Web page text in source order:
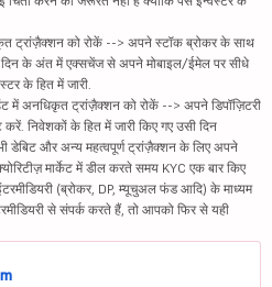
को रोकें --> अपने स्टॉक ब्रोकर के साथ
के अंत में एक्सचेंज से अपने मोबाइल/ईमेल पर सीधे
के हित में जारी.
में अनधिकृत ट्रांज़ैक्शन को रोकें --> अपने डिपॉज़िटरी
निवेशकों के हित में जारी किए गए उसी दिन
डेबिट और अन्य महत्वपूर्ण ट्रांज़ैक्शन के लिए अपने
मार्केट में डील करते समय KYC एक बार किए
(ब्रोकर, DP, म्यूचुअल फंड आदि) के माध्यम
से संपर्क करते हैं, तो आपको फिर से यही